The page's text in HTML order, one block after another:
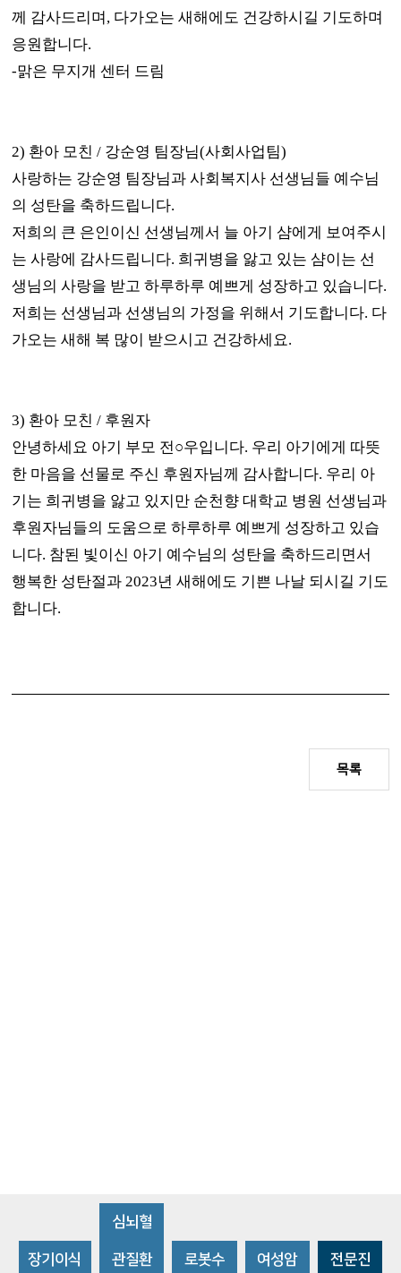
께 감사드리며 , 다가오는 새해에도 건강하시길 기도하며
응원합니다.
-맑은 무지개 센터 드림
2) 환아 모친/ 강순영 팀장님(사회사업팀)
사랑하는 강순영 팀장님과 사회복지사 선생님들 예수님
의 성탄을 축하드립니다.
저희의 큰 은인이신 선생님께서 늘 아기 샴에게 보여주시
는 사랑에 감사드립니다. 희귀병을 앓고 있는 샴이는 선
생님의 사랑을 받고 하루하루 예쁘게 성장하고 있습니다.
저희는 선생님과 선생님의 가정을 위해서 기도합니다. 다
가오는 새해 복 많이 받으시고 건강하세요.
3) 환아 모친/ 후원자
안녕하세요 아기 부모 전○우입니다. 우리 아기에게 따뜻
한 마음을 선물로 주신 후원자님께 감사합니다. 우리 아
기는 희귀병을 앓고 있지만 순천향 대학교 병원 선생님과
후원자님들의 도움으로 하루하루 예쁘게 성장하고 있습
니다. 참된 빛이신 아기 예수님의 성탄을 축하드리면서
행복한 성탄절과2023년 새해에도 기쁜 나날 되시길 기도
합니다.
목록
장기이식
심뇌혈
관질환 로봇수 여성암 전문진